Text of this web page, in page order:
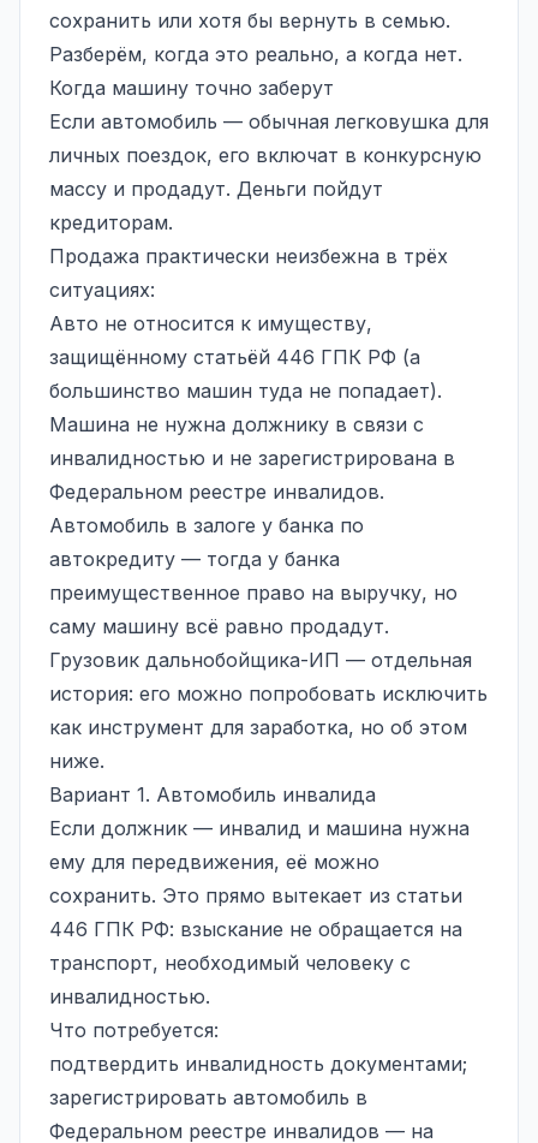
сохранить или хотя бы вернуть в семью.
Разберём, когда это реально, а когда нет.
Когда машину точно заберут
Если автомобиль — обычная легковушка для
личных поездок, его включат в конкурсную
массу и продадут. Деньги пойдут
кредиторам.
Продажа практически неизбежна в трёх
ситуациях:
Авто не относится к имуществу,
защищённому статьёй 446 ГПК РФ (а
большинство машин туда не попадает).
Машина не нужна должнику в связи с
инвалидностью и не зарегистрирована в
Федеральном реестре инвалидов.
Автомобиль в залоге у банка по
автокредиту — тогда у банка
преимущественное право на выручку, но
саму машину всё равно продадут.
Грузовик дальнобойщика-ИП — отдельная
история: его можно попробовать исключить
как инструмент для заработка, но об этом
ниже.
Вариант 1. Автомобиль инвалида
Если должник — инвалид и машина нужна
ему для передвижения, её можно
сохранить. Это прямо вытекает из статьи
446 ГПК РФ: взыскание не обращается на
транспорт, необходимый человеку с
инвалидностью.
Что потребуется:
подтвердить инвалидность документами;
зарегистрировать автомобиль в
Федеральном реестре инвалидов — на